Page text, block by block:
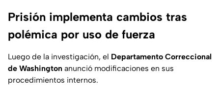
Prisión implementa cambios tras
polémica por uso de fuerza
Luego de la investigación, el Departamento Correccional
de Washington anunció modificaciones en sus
procedimientos internos.